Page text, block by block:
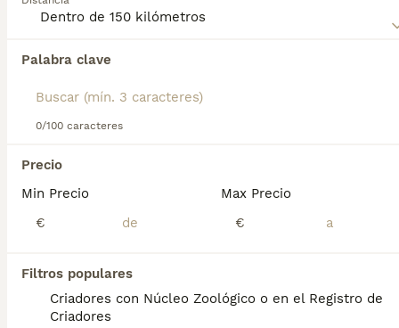
Palabra clave
0/100 caracteres
Precio
Min Precio
€
Max Precio
€
Filtros populares
Criadores con Núcleo Zoológico o en el Registro de
Criadores
adaptándose bien tanto a la vida en el campo como en la
Encontramos 0 Ratonero Bodeguero Andaluz
Si deseas exactamente esta búsqueda guarda tu
búsqueda y espera el resultado perfecto:
Preguntas frecuentes
¿Cuánto cuesta un ratonero
bodeguero andaluz?